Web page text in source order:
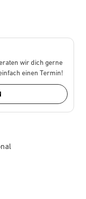
wir dich gerne
einen Termin!